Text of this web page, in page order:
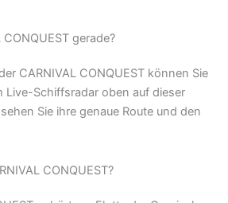
gerade?
CARNIVAL CONQUEST können Sie
Live-Schiffsradar oben auf dieser
Sie ihre genaue Route und den
CONQUEST?